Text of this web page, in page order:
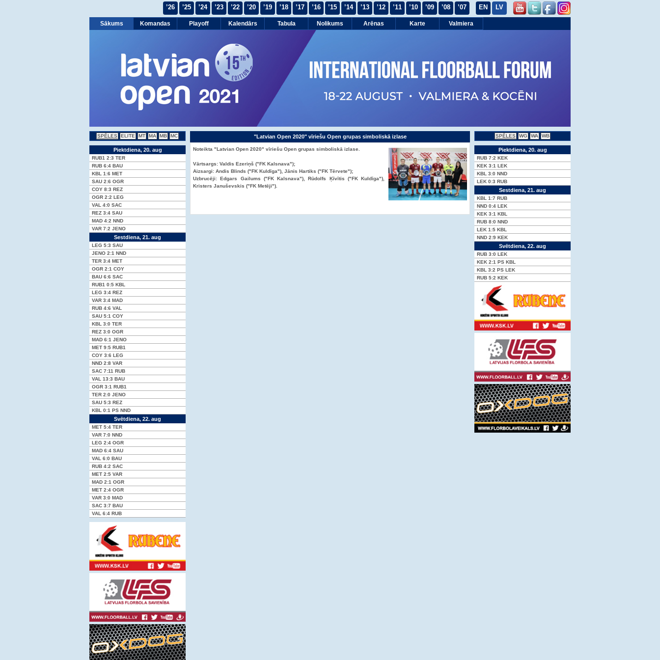
LV
EN
’07
’08
’09
’10
’11
’12
’13
’14
’15
’16
’17
’18
’19
’20
’22
’23
’24
’25
’26
Sākums Komandas Playoff Kalendārs Tabula Nolikums Arēnas Karte Valmiera
SPĒLES ELITE MT MA MB MC
Piektdiena, 20. aug
RUB1 2:3 TER
RUB 6:4 BAU
KBL 1:6 MET
SAU 2:6 OGR
COY 8:3 REZ
OGR 2:2 LEG
VAL 4:0 SAC
REZ 3:4 SAU
MAD 4:2 NND
VAR 7:2 JENO
Sestdiena, 21. aug
LEG 5:3 SAU
JENO 2:1 NND
TER 3:4 MET
OGR 2:1 COY
BAU 6:6 SAC
RUB1 0:5 KBL
LEG 3:4 REZ
VAR 3:4 MAD
RUB 4:6 VAL
SAU 5:1 COY
KBL 3:0 TER
REZ 3:0 OGR
MAD 6:1 JENO
MET 9:5 RUB1
COY 3:6 LEG
NND 2:8 VAR
SAC 7:11 RUB
VAL 13:3 BAU
OGR 3:1 RUB1
TER 2:0 JENO
SAU 5:3 REZ
KBL 0:1 PS NND
Svētdiena, 22. aug
MET 5:4 TER
VAR 7:0 NND
LEG 2:4 OGR
MAD 6:4 SAU
VAL 6:0 BAU
RUB 4:2 SAC
MET 2:5 VAR
MAD 2:1 OGR
MET 2:4 OGR
VAR 3:0 MAD
SAC 3:7 BAU
VAL 6:4 RUB
SPĒLES WG WA WB
Piektdiena, 20. aug
RUB 7:2 KEK
KEK 3:1 LEK
KBL 3:0 NND
LEK 0:3 RUB
Sestdiena, 21. aug
KBL 1:7 RUB
NND 0:4 LEK
KEK 3:1 KBL
RUB 8:0 NND
LEK 1:5 KBL
NND 2:9 KEK
Svētdiena, 22. aug
RUB 3:0 LEK
KEK 2:1 PS KBL
KBL 3:2 PS LEK
RUB 5:2 KEK
"Latvian Open 2020" vīriešu Open grupas simboliskā izlase
Noteikta "Latvian Open 2020" vīriešu Open grupas simboliskā izlase.
Vārtsargs: Valdis Ezeriņš ("FK Kalsnava");
Aizsargi: Andis Blinds ("FK Kuldīga"), Jānis Hartiks ("FK Tērvete");
Uzbrucēji: Edgars Gailums ("FK Kalsnava"), Rūdolfs Ķīvītis ("FK Kuldīga"),
Kristers Januševskis ("FK Metēji").